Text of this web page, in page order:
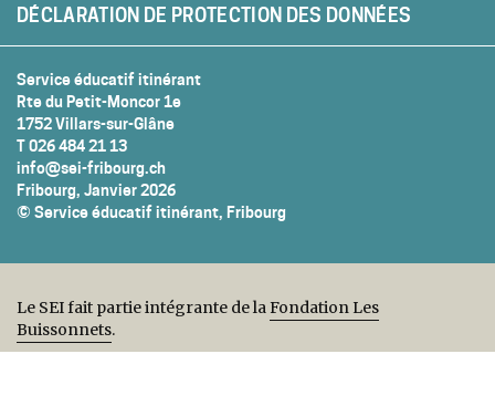
DÉCLARATION DE PROTECTION DES DONNÉES
Service éducatif itinérant
Rte du Petit-Moncor 1e
1752 Villars-sur-Glâne
T 026 484 21 13
info@sei-fribourg.ch
Fribourg, Janvier 2026
© Service éducatif itinérant, Fribourg
Le SEI fait partie intégrante de laFondation Les
Buissonnets.